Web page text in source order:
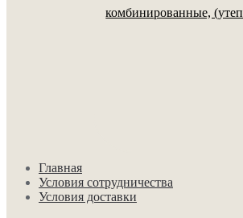
комбинированные,
Главная
Условия сотрудничества
Условия доставки